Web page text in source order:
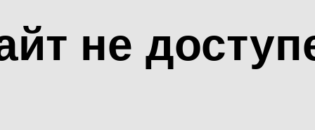
не